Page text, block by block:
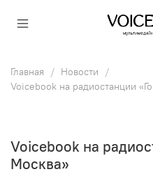
Главная
Новости
Voicebook на радиостанции
Voicebook на
Москва»